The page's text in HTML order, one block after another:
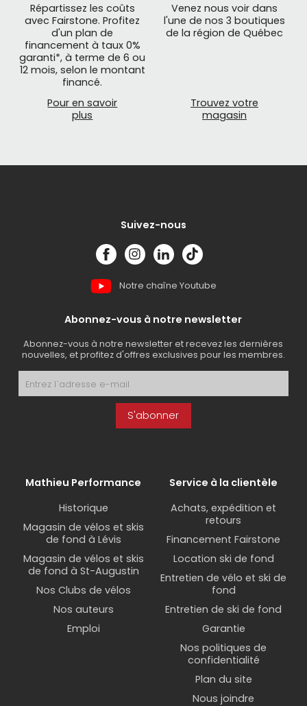
Répartissez les coûts
avec Fairstone. Profitez
d'un plan de
financement à taux 0%
garanti*, à terme de 6 ou
12 mois, selon le montant
financé.
Pour en savoir
plus
Venez nous voir dans
l'une de nos 3 boutiques
de la région de Québec
Trouvez votre
magasin
Suivez-nous
Notre chaîne Youtube
Abonnez-vous à notre newsletter
Abonnez-vous à notre newsletter et recevez les dernières
nouvelles, et profitez d'offres exclusives pour les membres.
S'abonner
Mathieu Performance
Historique
Magasin de vélos et skis
de fond à Lévis
Magasin de vélos et skis
de fond à St-Augustin
Nos Clubs de vélos
Nos auteurs
Emploi
Service à la clientèle
Achats, expédition et
retours
Financement Fairstone
Location ski de fond
Entretien de vélo et ski de
fond
Entretien de ski de fond
Garantie
Nos politiques de
confidentialité
Plan du site
Nous joindre